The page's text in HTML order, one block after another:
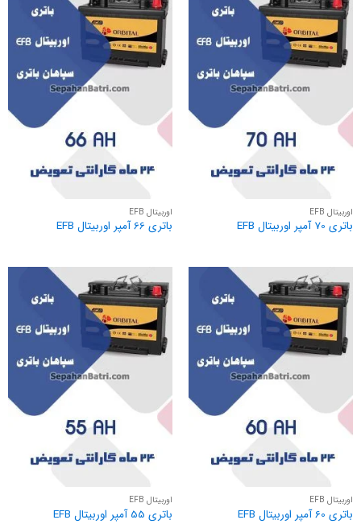
اوربیتال EFB
باتری 70 آمپر اوربیتال EFB
اوربیتال EFB
باتری 66 آمپر اوربیتال EFB
اوربیتال EFB
باتری 60 آمپر اوربیتال EFB
اوربیتال EFB
باتری 55 آمپر اوربیتال EFB